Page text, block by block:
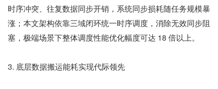
时序冲突、往复数据同步开销，系统同步损耗随任务规模暴
涨；本文架构依靠三域闭环统一时序调度，消除无效同步阻
塞，极端场景下整体调度性能优化幅度可达 18 倍以上。
3. 底层数据搬运能耗实现代际领先